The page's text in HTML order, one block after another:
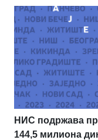
НИС подржава
144,5 милиона